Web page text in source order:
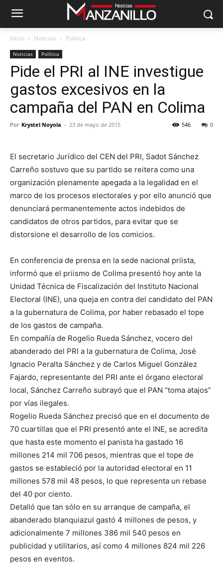
Inicio Noticias Política
Noticias Política
Pide el PRI al INE investigue
gastos excesivos en la
campaña del PAN en Colima
Por Krystel Noyola - 23 de mayo de 2015 0
546
El secretario Jurídico del CEN del PRI, Sadot Sánchez
Carreño sostuvo que su partido se reitera como una
organización plenamente apegada a la legalidad en el
marco de los procesos electorales y por ello anunció que
denunciará permanentemente actos indebidos de
candidatos de otros partidos, para evitar que se
distorsione el desarrollo de los comicios.
En conferencia de prensa en la sede nacional priista,
informó que el priismo de Colima presentó hoy ante la
Unidad Técnica de Fiscalización del Instituto Nacional
Electoral (INE), una queja en contra del candidato del PAN
a la gubernatura de Colima, por haber rebasado el tope
de los gastos de campaña.
En compañía de Rogelio Rueda Sánchez, vocero del
abanderado del PRI a la gubernatura de Colima, José
Ignacio Peralta Sánchez y de Carlos Miguel González
Fajardo, representante del PRI ante el órgano electoral
local, Sánchez Carreño subrayó que el PAN “toma atajos”
por vías ilegales.
Rogelio Rueda Sánchez precisó que en el documento de
70 cuartillas que el PRI presentó ante el INE, se acredita
que hasta este momento el panista ha gastado 16
millones 214 mil 706 pesos, mientras que el tope de
gastos se estableció por la autoridad electoral en 11
millones 578 mil 48 pesos, lo que representa un rebase
del 40 por ciento.
Detalló que tan sólo en su arranque de campaña, el
abanderado blanquiazul gastó 4 millones de pesos, y
adicionalmente 7 millones 386 mil 540 pesos en
publicidad y utilitarios, así como 4 millones 824 mil 226
pesos en eventos.